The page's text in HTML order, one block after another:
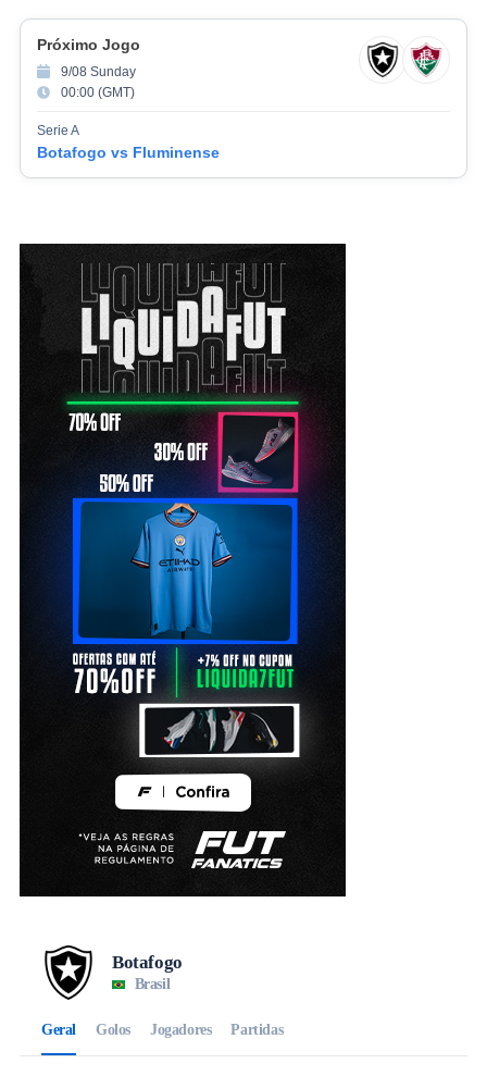
Próximo Jogo
9/08 Sunday
00:00 (GMT)
Serie A
Botafogo vs Fluminense